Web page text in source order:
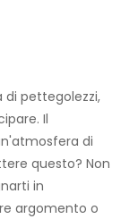
pettegolezzi,
Il
di
questo? Non
in
argomento o